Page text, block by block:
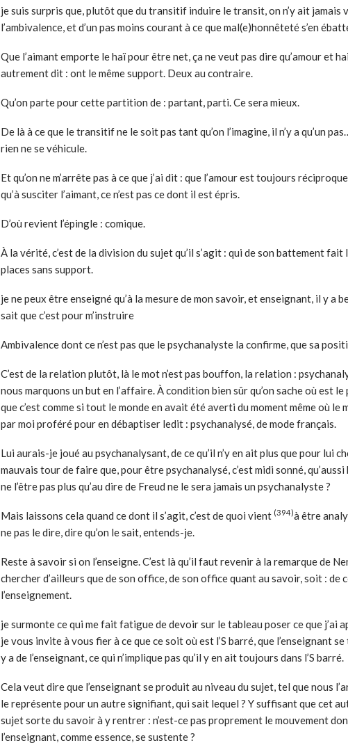
je suis surpris que, plutôt que du transitif induire le transit, on n’y ait jamais
l’ambivalence, et d’un pas moins courant à ce que mal(e)honnêteté s’en
Que l’aimant emporte le haï pour être net, ça ne veut pas dire qu’amour et
autrement dit : ont le même support. Deux au contraire.
Qu’on parte pour cette partition de : partant, parti. Ce sera mieux.
De là à ce que le transitif ne le soit pas tant qu’on l’imagine, il n’y a qu’un
rien ne se véhicule.
Et qu’on ne m’arrête pas à ce que j’ai dit : que l’amour est toujours
qu’à susciter l’aimant, ce n’est pas ce dont il est épris.
D’où revient l’épingle : comique.
À la vérité, c’est de la division du sujet qu’il s’agit : qui de son battement fait
places sans support.
je ne peux être enseigné qu’à la mesure de mon savoir, et enseignant, il y a
sait que c’est pour m’instruire
Ambivalence dont ce n’est pas que le psychanalyste la confirme, que sa
C’est de la relation plutôt, là le mot n’est pas bouffon, la relation :
nous marquons un but en l’affaire. À condition bien sûr qu’on sache où est
que c’est comme si tout le monde en avait été averti du moment même où le
par moi proféré pour en débaptiser ledit : psychanalysé, de mode français.
Lui aurais-je joué au psychanalysant, de ce qu’il n’y en ait plus que pour lui
mauvais tour de faire que, pour être psychanalysé, c’est midi sonné,
ne l’être pas plus qu’au dire de Freud ne le sera jamais un psychanalyste ?
Mais laissons cela quand ce dont il s’agit, c’est de quoi vient (394)à être
ne pas le dire, dire qu’on le sait, entends-je.
Reste à savoir si on l’enseigne. C’est là qu’il faut revenir à la remarque de
chercher d’ailleurs que de son office, de son office quant au savoir, soit : de
l’enseignement.
je surmonte ce qui me fait fatigue de devoir sur le tableau poser ce que j’ai
je vous invite à vous fier à ce que ce soit où est l’S barré, que l’enseignant
y a de l’enseignant, ce qui n’implique pas qu’il y en ait toujours dans l’S barré.
Cela veut dire que l’enseignant se produit au niveau du sujet, tel que nous
le représente pour un autre signifiant, qui sait lequel ? Y suffisant que cet
sujet sorte du savoir à y rentrer : n’est-ce pas proprement le mouvement
l’enseignant, comme essence, se sustente ?